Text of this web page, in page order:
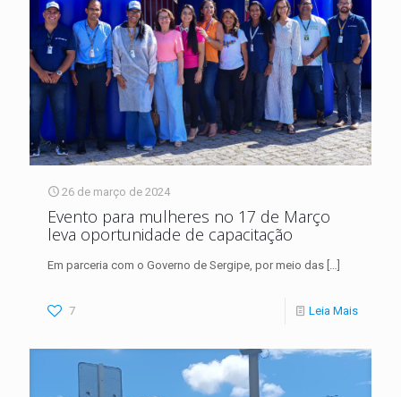
26 de março de 2024
Evento para mulheres no 17 de Março
leva oportunidade de capacitação
Em parceria com o Governo de Sergipe, por meio das
7 Leia Mais